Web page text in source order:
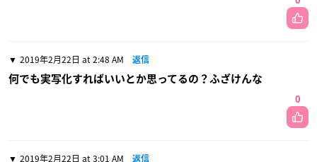
2019年2月22日 at 2:48 AM 返信
何でも実写化すればいいとか思ってるの？ふざけんな
0
2019年2月22日 at 3:01 AM 返信